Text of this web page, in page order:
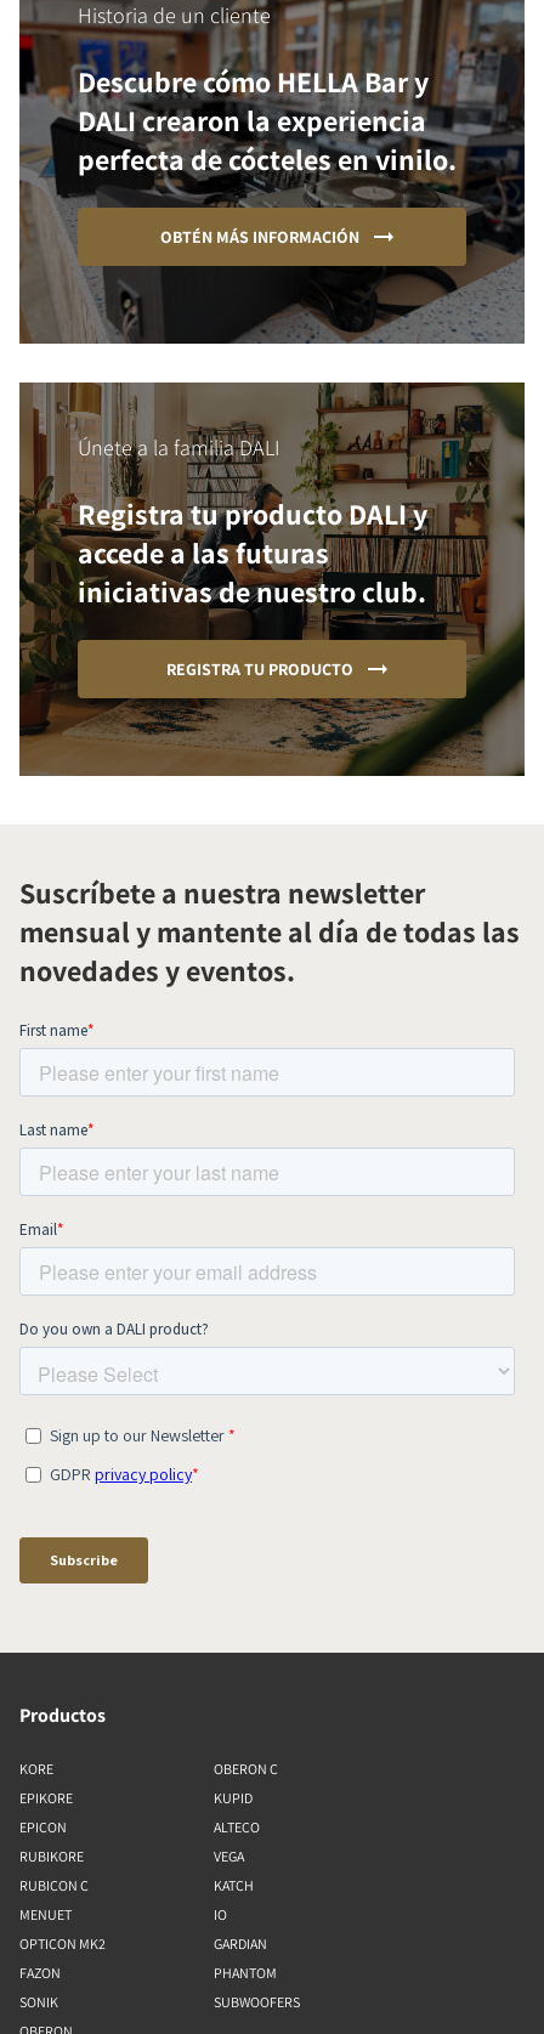
Historia de un cliente
Descubre cómo HELLA Bar y
DALI crearon la experiencia
perfecta de cócteles en vinilo.
OBTÉN MÁS INFORMACIÓN
Únete a la familia DALI
Registra tu producto DALI y
accede a las futuras
iniciativas de nuestro club.
REGISTRA TU PRODUCTO
Suscríbete a nuestra newsletter
mensual y mantente al día de todas las
novedades y eventos.
Productos
KORE
EPIKORE
EPICON
RUBIKORE
RUBICON C
MENUET
OPTICON MK2
FAZON
SONIK
OBERON C
KUPID
ALTECO
VEGA
KATCH
IO
GARDIAN
PHANTOM
SUBWOOFERS